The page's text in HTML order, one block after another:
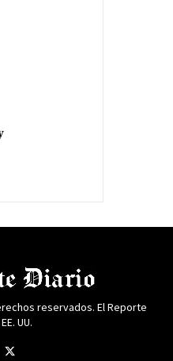
reservados. El Reporte
UU.